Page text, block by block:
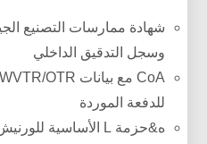
وسجل التدقيق الداخلي
للدفعة الموردة
ه&حزمة L الأساسية للورنيش والمواد اللاصقة